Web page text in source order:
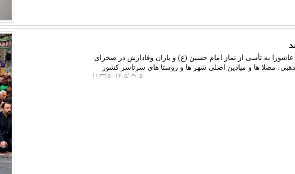
به تأسی از نماز امام حسین (ع) و یاران وفادارش در صحرای
مصلا ها و میادین اصلی شهر ها و روستا های سرتاسر کشور
۱۴۰۵/۰۴/۰۵ ۱۱:۳۳:۵۰